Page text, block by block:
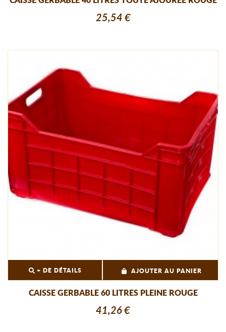
25,54 €
+ DE DÉTAILS AJOUTER AU PANIER
CAISSE GERBABLE 60 LITRES PLEINE ROUGE
41,26 €